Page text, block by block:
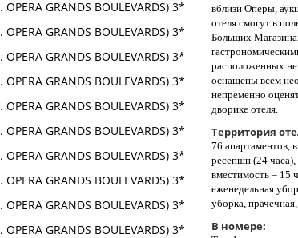
вблизи Оперы,
отеля смогут в
Больших
расположенных
оснащены всем
непременно
дворике отеля.
Территория
76 апартаментов,
ресепшн (24 часа),
вместимость – 15
еженедельная
уборка,
В номере: